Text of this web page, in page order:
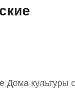
Дома культуры